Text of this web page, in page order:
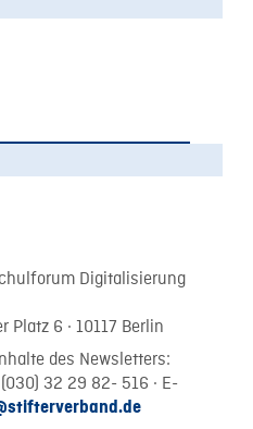
Digitalisierung
Platz 6 · 10117 Berlin
des Newsletters:
32 29 82- 516 · E-